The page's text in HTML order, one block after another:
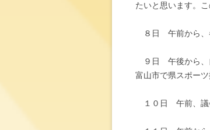
たいと思います。こ
８日 午前から、
９日 午後から、
富山市で県スポーツ
１０日 午前、議